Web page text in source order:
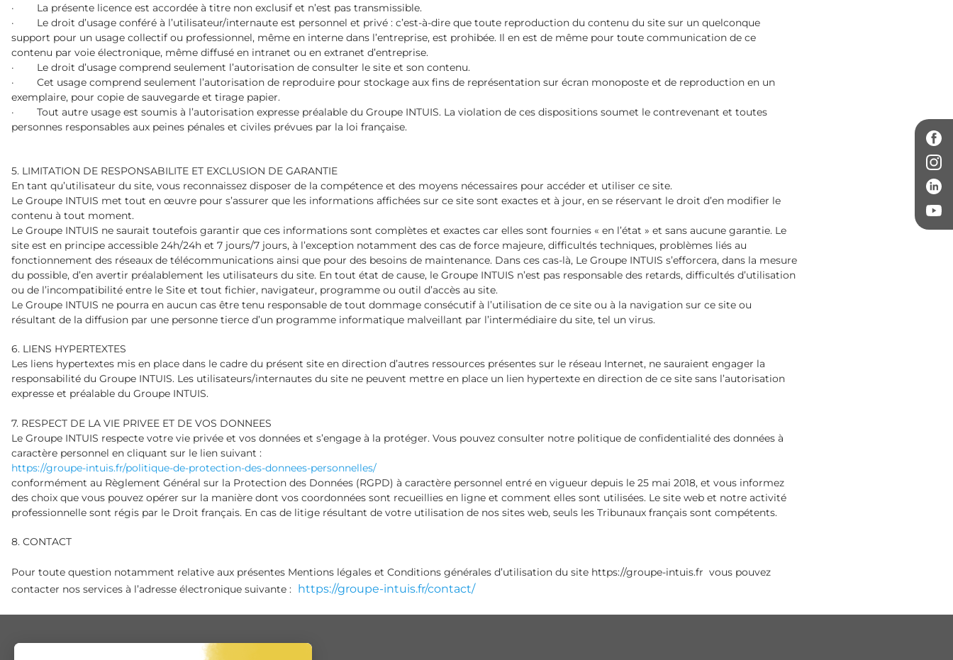
· La présente licence est accordée à titre non exclusif et n’est pas transmissible.
· Le droit d’usage conféré à l’utilisateur/internaute est personnel et privé : c’est-à-dire que toute reproduction du contenu du site sur un quelconque
support pour un usage collectif ou professionnel, même en interne dans l’entreprise, est prohibée. Il en est de même pour toute communication de ce
contenu par voie électronique, même diffusé en intranet ou en extranet d’entreprise.
· Le droit d’usage comprend seulement l’autorisation de consulter le site et son contenu.
· Cet usage comprend seulement l’autorisation de reproduire pour stockage aux fins de représentation sur écran monoposte et de reproduction en un
exemplaire, pour copie de sauvegarde et tirage papier.
· Tout autre usage est soumis à l’autorisation expresse préalable du Groupe INTUIS. La violation de ces dispositions soumet le contrevenant et toutes
personnes responsables aux peines pénales et civiles prévues par la loi française.
5. LIMITATION DE RESPONSABILITE ET EXCLUSION DE GARANTIE
En tant qu’utilisateur du site, vous reconnaissez disposer de la compétence et des moyens nécessaires pour accéder et utiliser ce site.
Le Groupe INTUIS met tout en œuvre pour s’assurer que les informations affichées sur ce site sont exactes et à jour, en se réservant le droit d’en modifier le
contenu à tout moment.
Le Groupe INTUIS ne saurait toutefois garantir que ces informations sont complètes et exactes car elles sont fournies « en l’état » et sans aucune garantie. Le
site est en principe accessible 24h/24h et 7 jours/7 jours, à l’exception notamment des cas de force majeure, difficultés techniques, problèmes liés au
fonctionnement des réseaux de télécommunications ainsi que pour des besoins de maintenance. Dans ces cas-là, Le Groupe INTUIS s’efforcera, dans la mesure
du possible, d’en avertir préalablement les utilisateurs du site. En tout état de cause, le Groupe INTUIS n’est pas responsable des retards, difficultés d’utilisation
ou de l’incompatibilité entre le Site et tout fichier, navigateur, programme ou outil d’accès au site.
Le Groupe INTUIS ne pourra en aucun cas être tenu responsable de tout dommage consécutif à l’utilisation de ce site ou à la navigation sur ce site ou
résultant de la diffusion par une personne tierce d’un programme informatique malveillant par l’intermédiaire du site, tel un virus.
6. LIENS HYPERTEXTES
Les liens hypertextes mis en place dans le cadre du présent site en direction d’autres ressources présentes sur le réseau Internet, ne sauraient engager la
responsabilité du Groupe INTUIS. Les utilisateurs/internautes du site ne peuvent mettre en place un lien hypertexte en direction de ce site sans l’autorisation
expresse et préalable du Groupe INTUIS.
7. RESPECT DE LA VIE PRIVEE ET DE VOS DONNEES
Le Groupe INTUIS respecte votre vie privée et vos données et s’engage à la protéger. Vous pouvez consulter notre politique de confidentialité des données à
caractère personnel en cliquant sur le lien suivant :
https://groupe-intuis.fr/politique-de-protection-des-donnees-personnelles/
conformément au Règlement Général sur la Protection des Données (RGPD) à caractère personnel entré en vigueur depuis le 25 mai 2018, et vous informez
des choix que vous pouvez opérer sur la manière dont vos coordonnées sont recueillies en ligne et comment elles sont utilisées. Le site web et notre activité
professionnelle sont régis par le Droit français. En cas de litige résultant de votre utilisation de nos sites web, seuls les Tribunaux français sont compétents.
8. CONTACT
Pour toute question notamment relative aux présentes Mentions légales et Conditions générales d’utilisation du site https://groupe-intuis.fr vous pouvez
contacter nos services à l’adresse électronique suivante : https://groupe-intuis.fr/contact/